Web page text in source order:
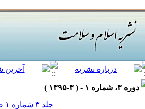
دوره ۳، شماره ۱ - ( ۳-۱۳۹۵ )
جلد ۳ شماره ۱ صفحات ۲۱-۱۳